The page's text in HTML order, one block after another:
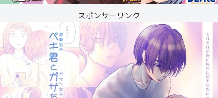
スポンサーリンク